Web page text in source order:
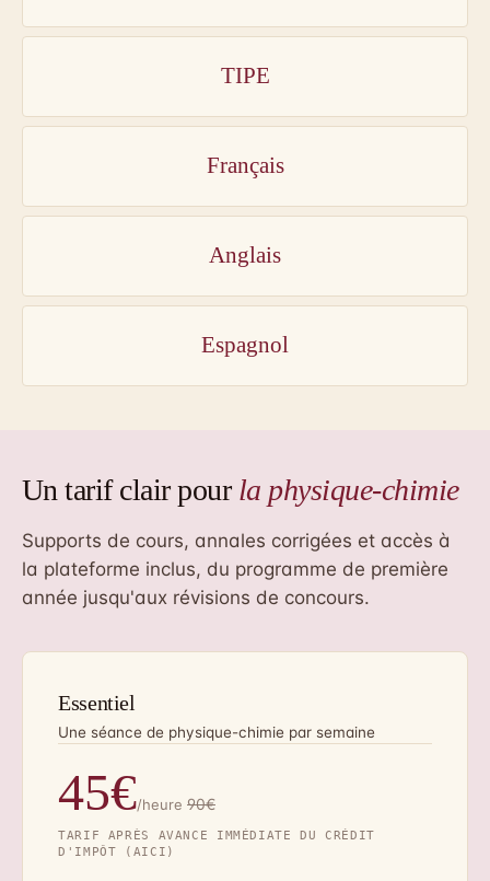
TIPE
Français
Anglais
Espagnol
Un tarif clair pour la physique-chimie
Supports de cours, annales corrigées et accès à
la plateforme inclus, du programme de première
année jusqu'aux révisions de concours.
Essentiel
Une séance de physique-chimie par semaine
45€/heure 90€
TARIF APRÈS AVANCE IMMÉDIATE DU CRÉDIT
D'IMPÔT (AICI)